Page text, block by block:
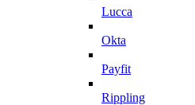
Lucca
Okta
Payfit
Rippling